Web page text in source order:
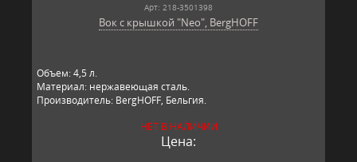
Арт: 218-3501398
Вок с крышкой "Neo", BergHOFF
Объем: 4,5 л.
Материал: нержавеющая сталь.
Производитель: BergHOFF, Бельгия.
НЕТ В НАЛИЧИИ
Цена: